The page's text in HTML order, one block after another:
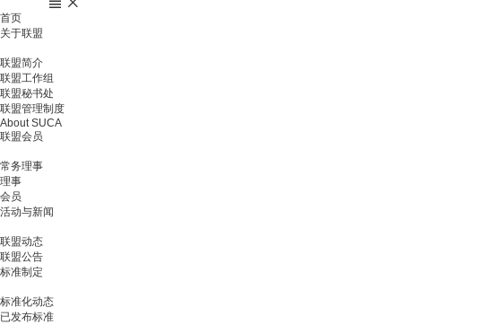
首页
关于联盟
联盟简介
联盟工作组
联盟秘书处
联盟管理制度
About SUCA
联盟会员
常务理事
理事
会员
活动与新闻
联盟动态
联盟公告
标准制定
标准化动态
已发布标准